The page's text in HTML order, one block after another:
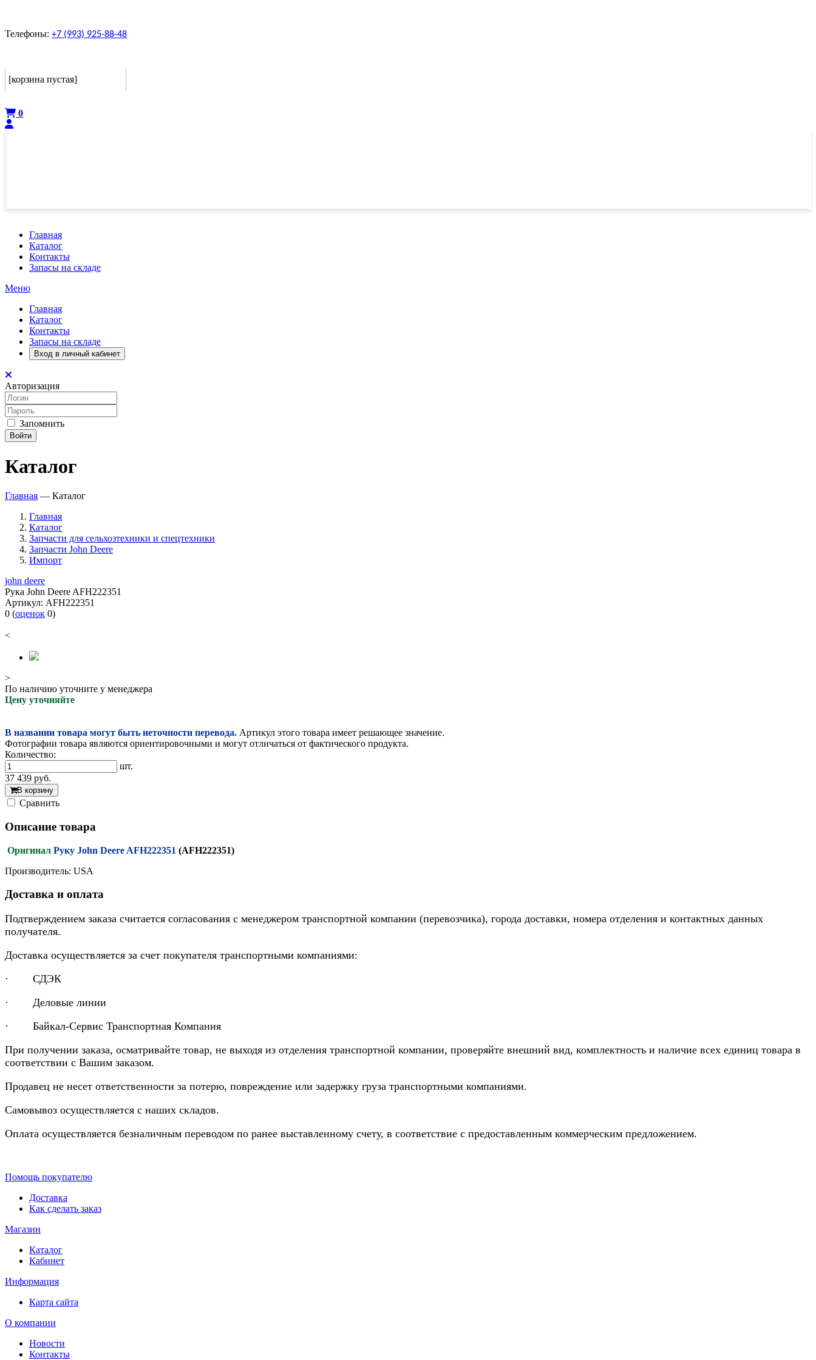
Телефоны: +7 (993) 925-88-48
[корзина пустая]
0
Главная
Каталог
Контакты
Запасы на складе
Меню
Главная
Каталог
Контакты
Запасы на складе
Вход в личный кабинет
Авторизация
Запомнить
Войти
Каталог
Главная — Каталог
Главная
Каталог
Запчасти для сельхозтехники и спецтехники
Запчасти John Deere
Импорт
john deere
Рука John Deere AFH222351
Артикул: AFH222351
0 (оценок 0)
<
>
По наличию уточните у менеджера
Цену уточняйте
В названии товара могут быть неточности перевода. Артикул этого товара имеет решающее значение.
Фотографии товара являются ориентировочными и могут отличаться от фактического продукта.
Количество:
шт.
37 439 руб.
В корзину
Cравнить
Описание товара
Оригинал Руку John Deere AFH222351 (AFH222351)
Производитель: USA
Доставка и оплата
Подтверждением заказа считается согласования с менеджером транспортной компании (перевозчика), города доставки, номера отделения и контактных данных
получателя.
Доставка осуществляется за счет покупателя транспортными компаниями:
· СДЭК
· Деловые линии
· Байкал-Сервис Транспортная Компания
При получении заказа, осматривайте товар, не выходя из отделения транспортной компании, проверяйте внешний вид, комплектность и наличие всех единиц товара в
соответствии с Вашим заказом.
Продавец не несет ответственности за потерю, повреждение или задержку груза транспортными компаниями.
Самовывоз осуществляется с наших складов.
Оплата осуществляется безналичным переводом по ранее выставленному счету, в соответствие с предоставленным коммерческим предложением.
Помощь покупателю
Доставка
Как сделать заказ
Магазин
Каталог
Кабинет
Информация
Карта сайта
О компании
Новости
Контакты